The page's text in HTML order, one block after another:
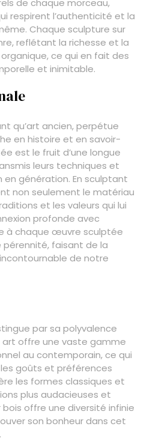
de chaque morceau,
respirent l’authenticité et la
Chaque sculpture sur
reflétant la richesse et la
ce qui en fait des
et inimitable.
qu’art ancien, perpétue
en histoire et en savoir-
est le fruit d’une longue
leurs techniques et
génération. En sculptant
non seulement le matériau
et les valeurs qui lui
profonde avec
à chaque œuvre sculptée
faisant de la
de notre
par sa polyvalence
offre une vaste gamme
au contemporain, ce qui
goûts et préférences
les formes classiques et
plus audacieuses et
offre une diversité infinie
son bonheur dans cet